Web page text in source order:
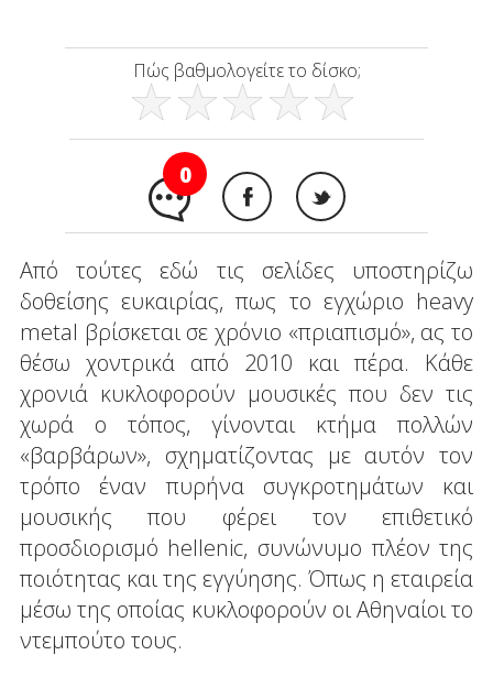
Πώς βαθμολογείτε το δίσκο;
0
Από τούτες εδώ τις σελίδες υποστηρίζω
δοθείσης ευκαιρίας, πως το εγχώριο heavy
metal βρίσκεται σε χρόνιο «πριαπισμό», ας το
θέσω χοντρικά από 2010 και πέρα. Κάθε
χρονιά κυκλοφορούν μουσικές που δεν τις
χωρά ο τόπος, γίνονται κτήμα πολλών
«βαρβάρων», σχηματίζοντας με αυτόν τον
τρόπο έναν πυρήνα συγκροτημάτων και
μουσικής που φέρει τον επιθετικό
προσδιορισμό hellenic, συνώνυμο πλέον της
ποιότητας και της εγγύησης. Όπως η εταιρεία
μέσω της οποίας κυκλοφορούν οι Αθηναίοι το
ντεμπούτο τους.